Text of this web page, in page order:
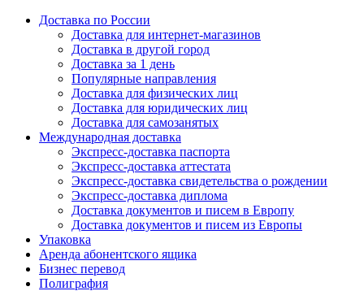
Доставка по России
Доставка для интернет-магазинов
Доставка в другой город
Доставка за 1 день
Популярные направления
Доставка для физических лиц
Доставка для юридических лиц
Доставка для самозанятых
Международная доставка
Экспресс-доставка паспорта
Экспресс-доставка аттестата
Экспресс-доставка свидетельства о рождении
Экспресс-доставка диплома
Доставка документов и писем в Европу
Доставка документов и писем из Европы
Упаковка
Аренда абонентского ящика
Бизнес перевод
Полиграфия